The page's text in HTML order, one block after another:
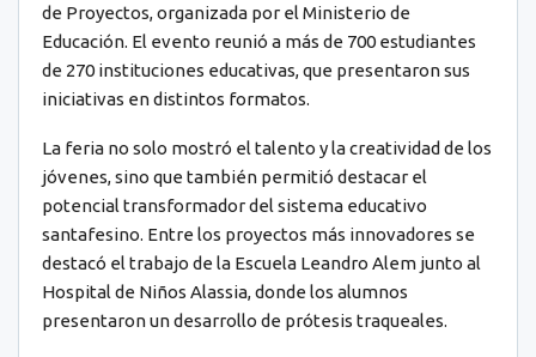
de Proyectos, organizada por el Ministerio de
Educación. El evento reunió a más de 700 estudiantes
de 270 instituciones educativas, que presentaron sus
iniciativas en distintos formatos.
La feria no solo mostró el talento y la creatividad de los
jóvenes, sino que también permitió destacar el
potencial transformador del sistema educativo
santafesino. Entre los proyectos más innovadores se
destacó el trabajo de la Escuela Leandro Alem junto al
Hospital de Niños Alassia, donde los alumnos
presentaron un desarrollo de prótesis traqueales.